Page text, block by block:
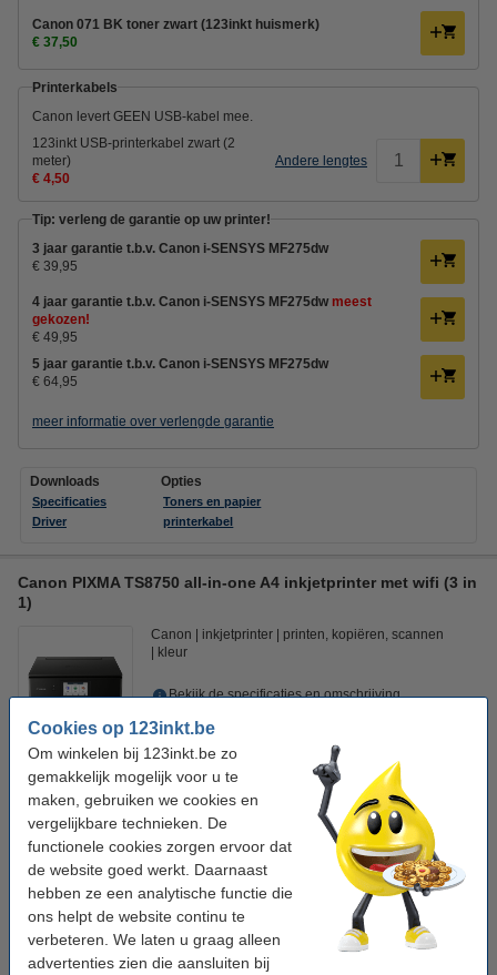
Cookies op 123inkt.be
Om winkelen bij 123inkt.be zo
gemakkelijk mogelijk voor u te
maken, gebruiken we cookies en
vergelijkbare technieken. De
functionele cookies zorgen ervoor dat
de website goed werkt. Daarnaast
hebben ze een analytische functie die
ons helpt de website continu te
verbeteren. We laten u graag alleen
advertenties zien die aansluiten bij
Canon 071 BK toner zwart (123inkt huismerk)
€ 37,50
Printerkabels
Canon levert GEEN USB-kabel mee.
123inkt USB-printerkabel zwart (2
meter)
€ 4,50
Andere lengtes
Tip: verleng de garantie op uw printer!
3 jaar garantie t.b.v. Canon i-SENSYS MF275dw
€ 39,95
4 jaar garantie t.b.v. Canon i-SENSYS MF275dw meest
gekozen!
€ 49,95
5 jaar garantie t.b.v. Canon i-SENSYS MF275dw
€ 64,95
meer informatie over verlengde garantie
Downloads
Specificaties
Driver
Opties
Toners en papier
printerkabel
Canon PIXMA TS8750 all-in-one A4 inkjetprinter met wifi (3 in
1)
Canon inkjetprinter
printen, kopiëren, scannen
kleur
Bekijk de specificaties en omschrijving
Direct leverbaar
€ 147,50
Let op: de actie geldt alleen met dit huismerkmultipack
Canon PGI-530PGBK / CLI-531 aanbieding: 2 zwart + 4
kleuren (123inkt huismerk)
€ 48,95